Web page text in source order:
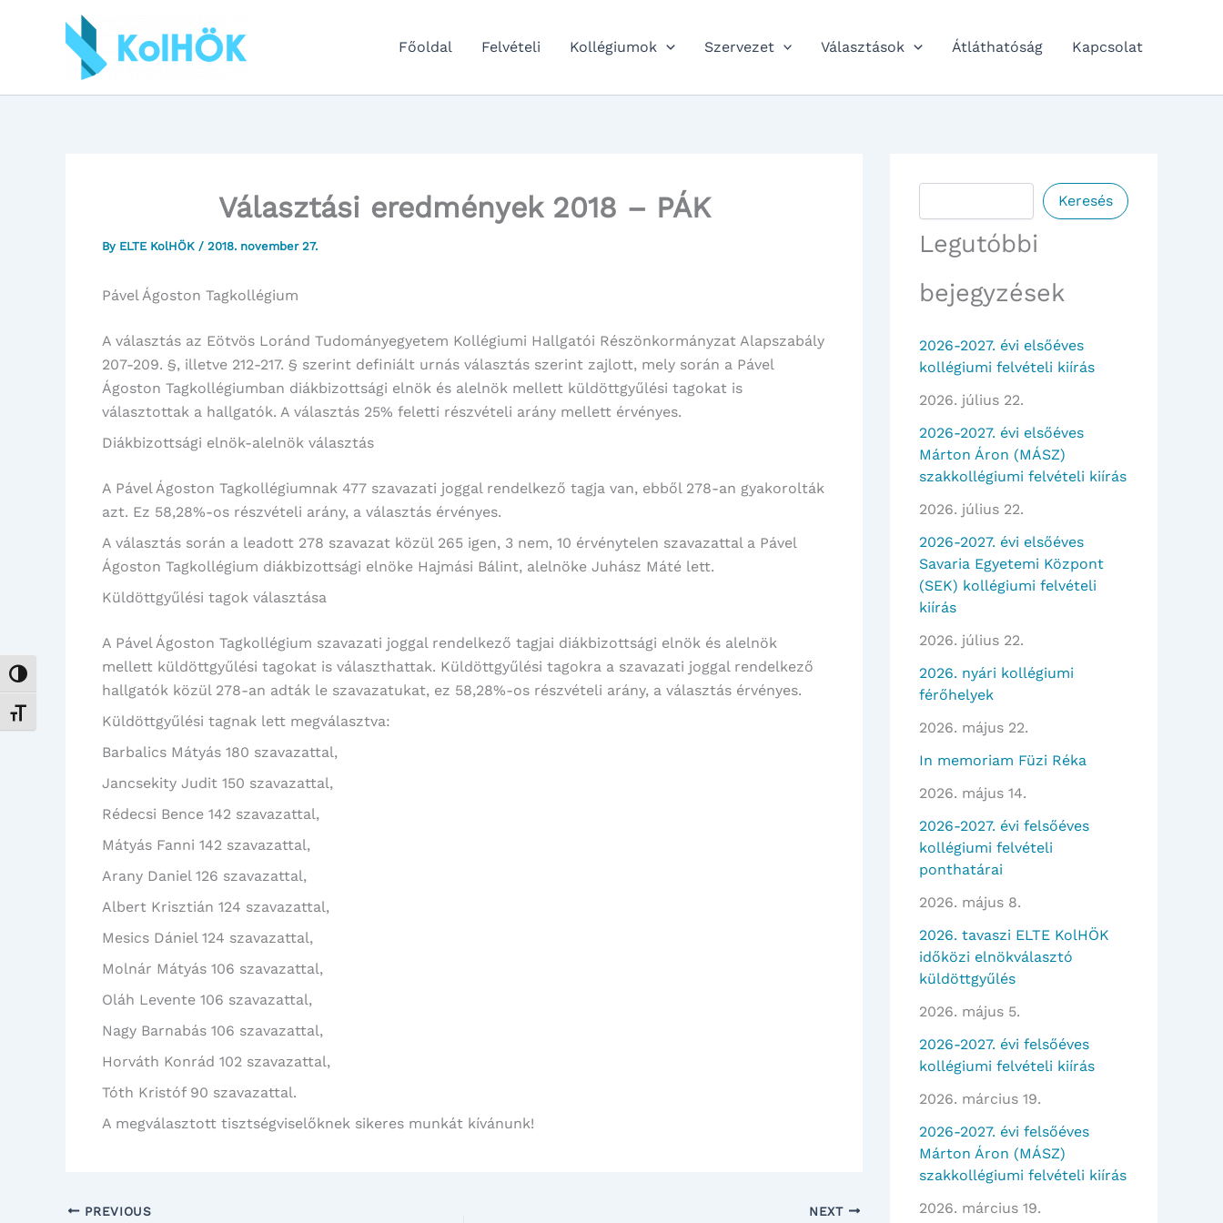
Nagy kontraszt váltása
Betűméret váltása
Főoldal Felvételi Kollégiumok Szervezet Választások Átláthatóság Kapcsolat
Választási eredmények 2018 – PÁK
By ELTE KolHÖK / 2018. november 27.
Pável Ágoston Tagkollégium
A választás az Eötvös Loránd Tudományegyetem Kollégiumi Hallgatói Részönkormányzat Alapszabály
207-209. §, illetve 212-217. § szerint definiált urnás választás szerint zajlott, mely során a Pável
Ágoston Tagkollégiumban diákbizottsági elnök és alelnök mellett küldöttgyűlési tagokat is
választottak a hallgatók. A választás 25% feletti részvételi arány mellett érvényes.
Diákbizottsági elnök-alelnök választás
A Pável Ágoston Tagkollégiumnak 477 szavazati joggal rendelkező tagja van, ebből 278-an gyakorolták
azt. Ez 58,28%-os részvételi arány, a választás érvényes.
A választás során a leadott 278 szavazat közül 265 igen, 3 nem, 10 érvénytelen szavazattal a Pável
Ágoston Tagkollégium diákbizottsági elnöke Hajmási Bálint, alelnöke Juhász Máté lett.
Küldöttgyűlési tagok választása
A Pável Ágoston Tagkollégium szavazati joggal rendelkező tagjai diákbizottsági elnök és alelnök
mellett küldöttgyűlési tagokat is választhattak. Küldöttgyűlési tagokra a szavazati joggal rendelkező
hallgatók közül 278-an adták le szavazatukat, ez 58,28%-os részvételi arány, a választás érvényes.
Küldöttgyűlési tagnak lett megválasztva:
Barbalics Mátyás 180 szavazattal,
Jancsekity Judit 150 szavazattal,
Rédecsi Bence 142 szavazattal,
Mátyás Fanni 142 szavazattal,
Arany Daniel 126 szavazattal,
Albert Krisztián 124 szavazattal,
Mesics Dániel 124 szavazattal,
Molnár Mátyás 106 szavazattal,
Oláh Levente 106 szavazattal,
Nagy Barnabás 106 szavazattal,
Horváth Konrád 102 szavazattal,
Tóth Kristóf 90 szavazattal.
A megválasztott tisztségviselőknek sikeres munkát kívánunk!
PREVIOUS NEXT
Keresés
Legutóbbi
bejegyzések
2026-2027. évi elsőéves
kollégiumi felvételi kiírás
2026. július 22.
2026-2027. évi elsőéves
Márton Áron (MÁSZ)
szakkollégiumi felvételi kiírás
2026. július 22.
2026-2027. évi elsőéves
Savaria Egyetemi Központ
(SEK) kollégiumi felvételi
kiírás
2026. július 22.
2026. nyári kollégiumi
férőhelyek
2026. május 22.
In memoriam Füzi Réka
2026. május 14.
2026-2027. évi felsőéves
kollégiumi felvételi
ponthatárai
2026. május 8.
2026. tavaszi ELTE KolHÖK
időközi elnökválasztó
küldöttgyűlés
2026. május 5.
2026-2027. évi felsőéves
kollégiumi felvételi kiírás
2026. március 19.
2026-2027. évi felsőéves
Márton Áron (MÁSZ)
szakkollégiumi felvételi kiírás
2026. március 19.